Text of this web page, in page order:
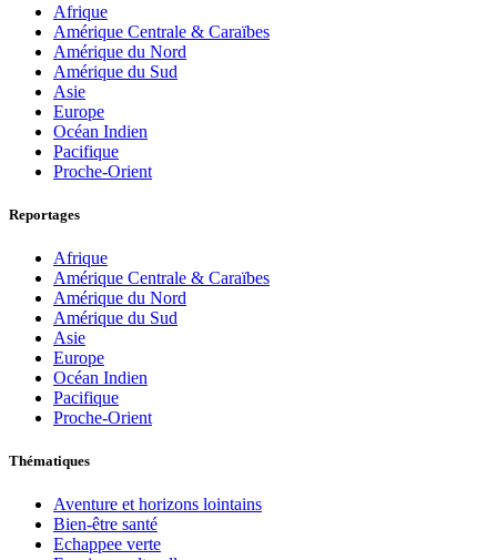
Afrique
Amérique Centrale & Caraïbes
Amérique du Nord
Amérique du Sud
Asie
Europe
Océan Indien
Pacifique
Proche-Orient
Reportages
Afrique
Amérique Centrale & Caraïbes
Amérique du Nord
Amérique du Sud
Asie
Europe
Océan Indien
Pacifique
Proche-Orient
Thématiques
Aventure et horizons lointains
Bien-être santé
Echappee verte